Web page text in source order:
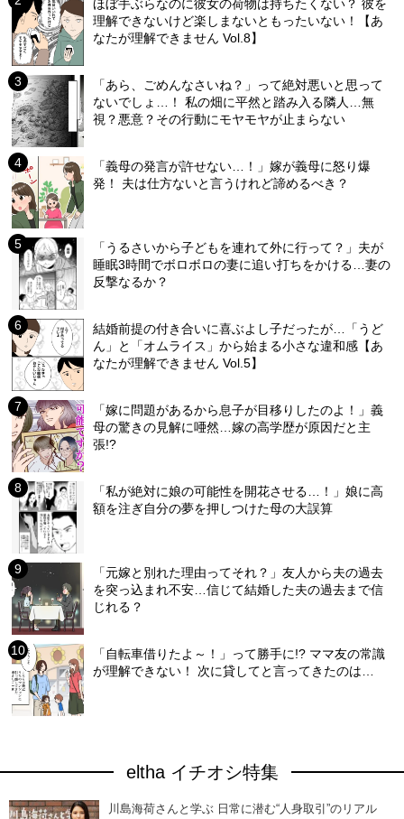
ほぼ手ぶらなのに彼女の荷物は持ちたくない？ 彼を
理解できないけど楽しまないともったいない！【あ
なたが理解できません Vol.8】
「あら、ごめんなさいね？」って絶対悪いと思って
ないでしょ…！ 私の畑に平然と踏み入る隣人…無
視？悪意？その行動にモヤモヤが止まらない
「義母の発言が許せない…！」嫁が義母に怒り爆
発！ 夫は仕方ないと言うけれど諦めるべき？
「うるさいから子どもを連れて外に行って？」夫が
睡眠3時間でボロボロの妻に追い打ちをかける…妻の
反撃なるか？
結婚前提の付き合いに喜ぶよし子だったが…「うど
ん」と「オムライス」から始まる小さな違和感【あ
なたが理解できません Vol.5】
「嫁に問題があるから息子が目移りしたのよ！」義
母の驚きの見解に唖然…嫁の高学歴が原因だと主
張!?
「私が絶対に娘の可能性を開花させる…！」娘に高
額を注ぎ自分の夢を押しつけた母の大誤算
「元嫁と別れた理由ってそれ？」友人から夫の過去
を突っ込まれ不安…信じて結婚した夫の過去まで信
じれる？
「自転車借りたよ～！」って勝手に!? ママ友の常識
が理解できない！ 次に貸してと言ってきたのは…
eltha イチオシ特集
川島海荷さんと学ぶ 日常に潜む“人身取引”のリアル